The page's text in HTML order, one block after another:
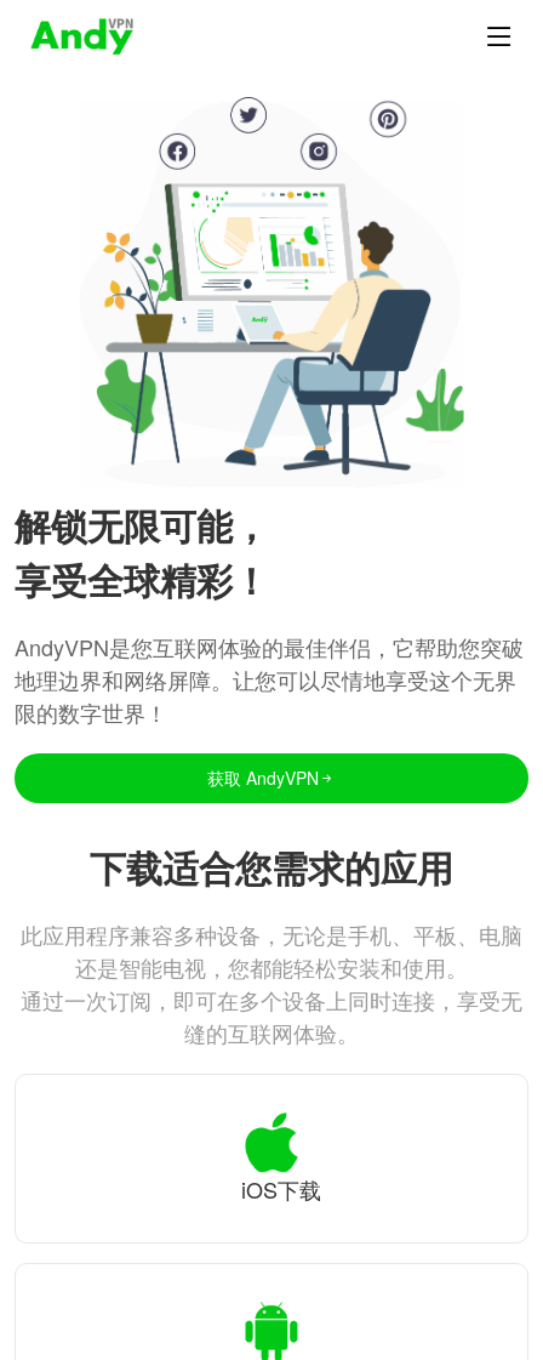
解锁无限可能，
享受全球精彩！
AndyVPN是您互联网体验的最佳伴侣，它帮助您突破
地理边界和网络屏障。让您可以尽情地享受这个无界
限的数字世界！
获取 AndyVPN
下载适合您需求的应用
此应用程序兼容多种设备，无论是手机、平板、电脑
还是智能电视，您都能轻松安装和使用。
通过一次订阅，即可在多个设备上同时连接，享受无
缝的互联网体验。
iOS下载